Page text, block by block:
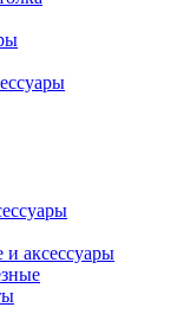
аксессуары